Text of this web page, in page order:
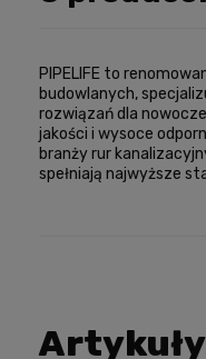
PIPELIFE to
budowlanych,
rozwiązań dla
jakości i wysoce
branży rur
spełniają najwyższe
Artykuły